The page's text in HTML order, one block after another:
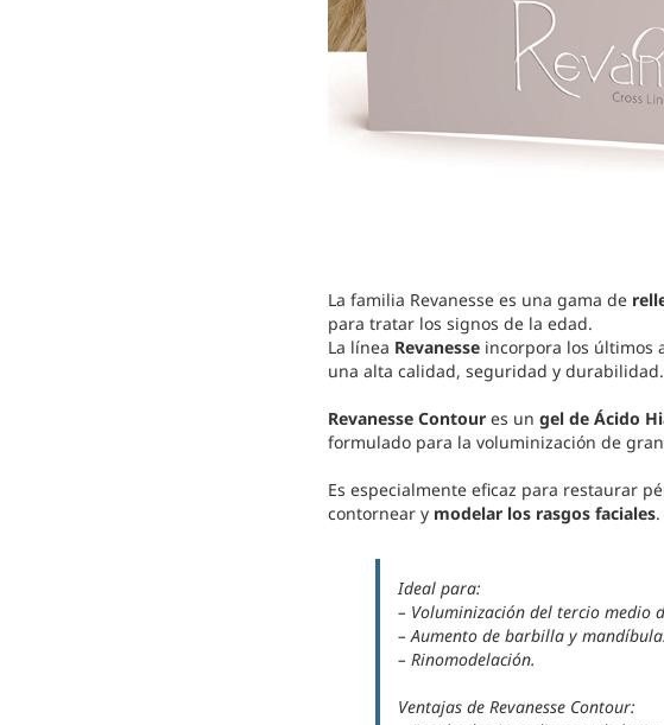
La familia Revanesse es una gama de
para tratar los signos de la edad.
La línea Revanesseincorpora los últimos
una alta calidad, seguridad y durabilidad.
Revanesse Contoures un gel de Ácido
formulado para la voluminización de
Es especialmente eficaz para restaurar
contornear y modelar los rasgos faciales.
Ideal para:
– Voluminización del tercio medio
– Aumento de barbilla y mandíbula.
– Rinomodelación.
Ventajas de Revanesse Contour: